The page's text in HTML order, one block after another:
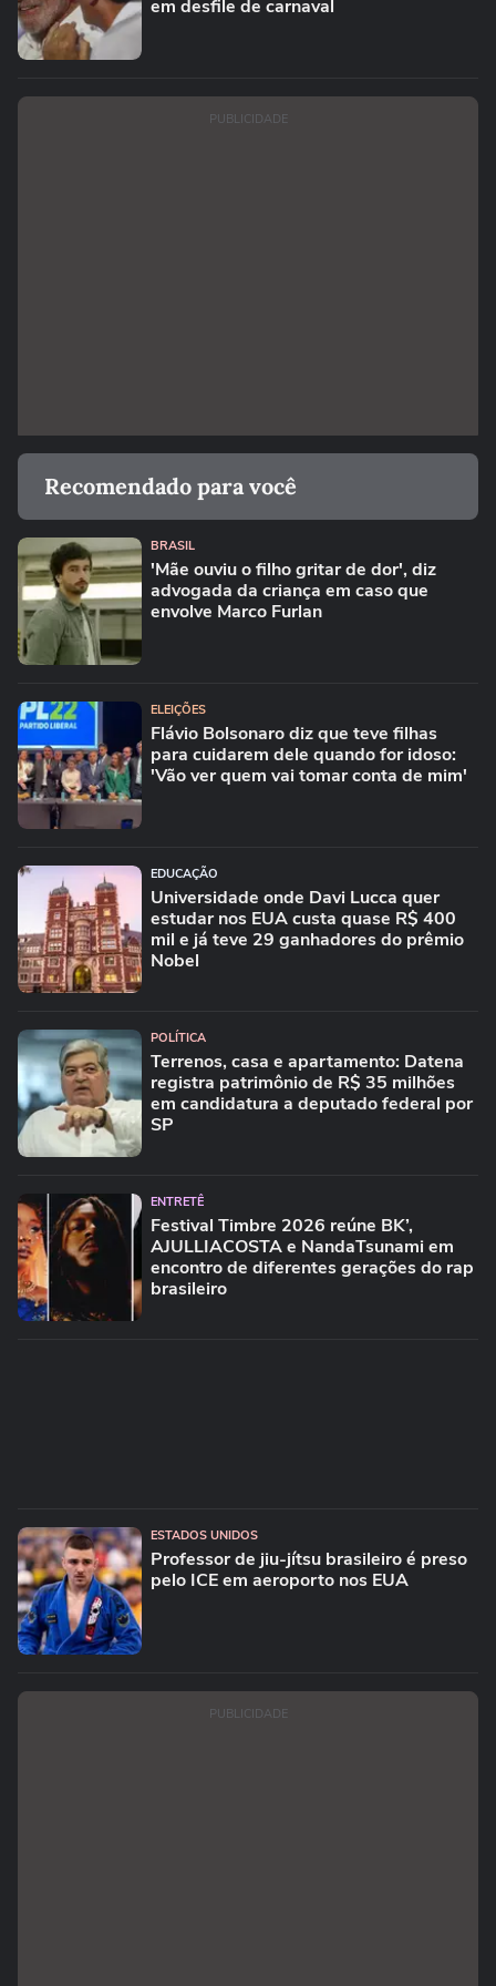
em desfile de carnaval
PUBLICIDADE
Recomendado para você
BRASIL
'Mãe ouviu o filho gritar de dor', diz
advogada da criança em caso que
envolve Marco Furlan
ELEIÇÕES
Flávio Bolsonaro diz que teve filhas
para cuidarem dele quando for idoso:
'Vão ver quem vai tomar conta de mim'
EDUCAÇÃO
Universidade onde Davi Lucca quer
estudar nos EUA custa quase R$ 400
mil e já teve 29 ganhadores do prêmio
Nobel
POLÍTICA
Terrenos, casa e apartamento: Datena
registra patrimônio de R$ 35 milhões
em candidatura a deputado federal por
SP
ENTRETÊ
Festival Timbre 2026 reúne BK’,
AJULLIACOSTA e NandaTsunami em
encontro de diferentes gerações do rap
brasileiro
ESTADOS UNIDOS
Professor de jiu-jítsu brasileiro é preso
pelo ICE em aeroporto nos EUA
PUBLICIDADE